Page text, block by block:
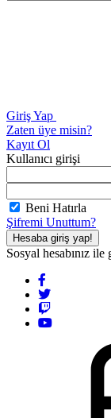
Giriş Yap
Zaten üye misin?
Kayıt Ol
Kullanıcı girişi
Beni Hatırla
Şifremi Unuttum?
Hesaba giriş yap!
Sosyal hesabınız ile